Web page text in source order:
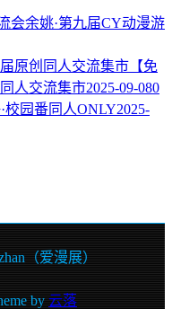
余姚·第九届CY动漫游
【免
人交流集市2025-09-080
·校园番同人ONLY2025-
（爱漫展）
by 云落